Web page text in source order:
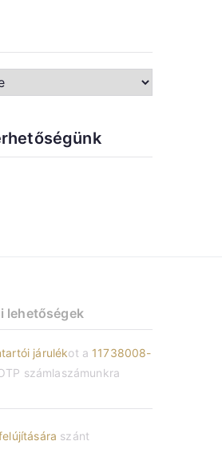
lehetőségek
járulékot a 11738008-
számlaszámunkra
szánt